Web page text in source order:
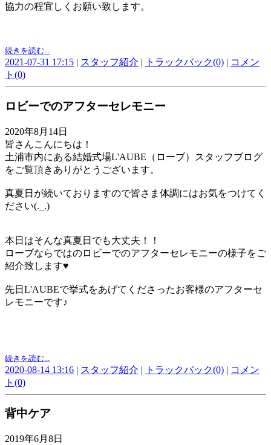
協力の程宜しくお願い致します。
続きを読む...
2021-07-31 17:15 | スタッフ紹介 | トラックバック(0) | コメン
ト(0)
ロビーでのアフターセレモニー
2020年8月14日
皆さんこんにちは！
土浦市内にある結婚式場L'AUBE（ローブ）スタッフブログ
をご覧頂きありがとうございます。
真夏日が続いておりますので皆さま体調にはお気をつけてく
ださい(._.)
本日はそんな真夏日でも大丈夫！！
ローブならではのロビーでのアフターセレモニーの様子をご
紹介致します♥
先日L'AUBEで挙式をあげてくださったお客様のアフターセ
レモニーです♪
続きを読む...
2020-08-14 13:16 | スタッフ紹介 | トラックバック(0) | コメン
ト(0)
背中ケア
2019年6月8日